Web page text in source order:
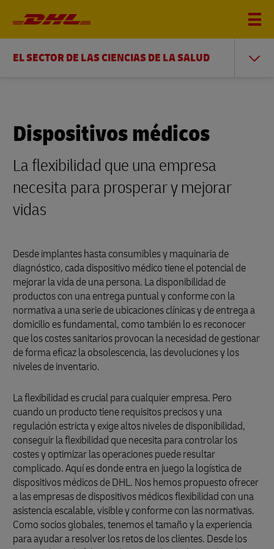
EL SECTOR DE LAS CIENCIAS DE LA SALUD
Dispositivos médicos
La flexibilidad que una empresa
necesita para prosperar y mejorar
vidas
Desde implantes hasta consumibles y maquinaria de
diagnóstico, cada dispositivo médico tiene el potencial de
mejorar la vida de una persona. La disponibilidad de
productos con una entrega puntual y conforme con la
normativa a una serie de ubicaciones clínicas y de entrega a
domicilio es fundamental, como también lo es reconocer
que los costes sanitarios provocan la necesidad de gestionar
de forma eficaz la obsolescencia, las devoluciones y los
niveles de inventario.
La flexibilidad es crucial para cualquier empresa. Pero
cuando un producto tiene requisitos precisos y una
regulación estricta y exige altos niveles de disponibilidad,
conseguir la flexibilidad que necesita para controlar los
costes y optimizar las operaciones puede resultar
complicado. Aquí es donde entra en juego la logística de
dispositivos médicos de DHL. Nos hemos propuesto ofrecer
a las empresas de dispositivos médicos flexibilidad con una
asistencia escalable, visible y conforme con las normativas.
Como socios globales, tenemos el tamaño y la experiencia
para ayudar a resolver los retos de los clientes. Desde los